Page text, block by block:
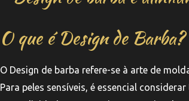
O que é Design de Barba?
O Design de barba refere-se à arte de
Para peles sensíveis, é essencial